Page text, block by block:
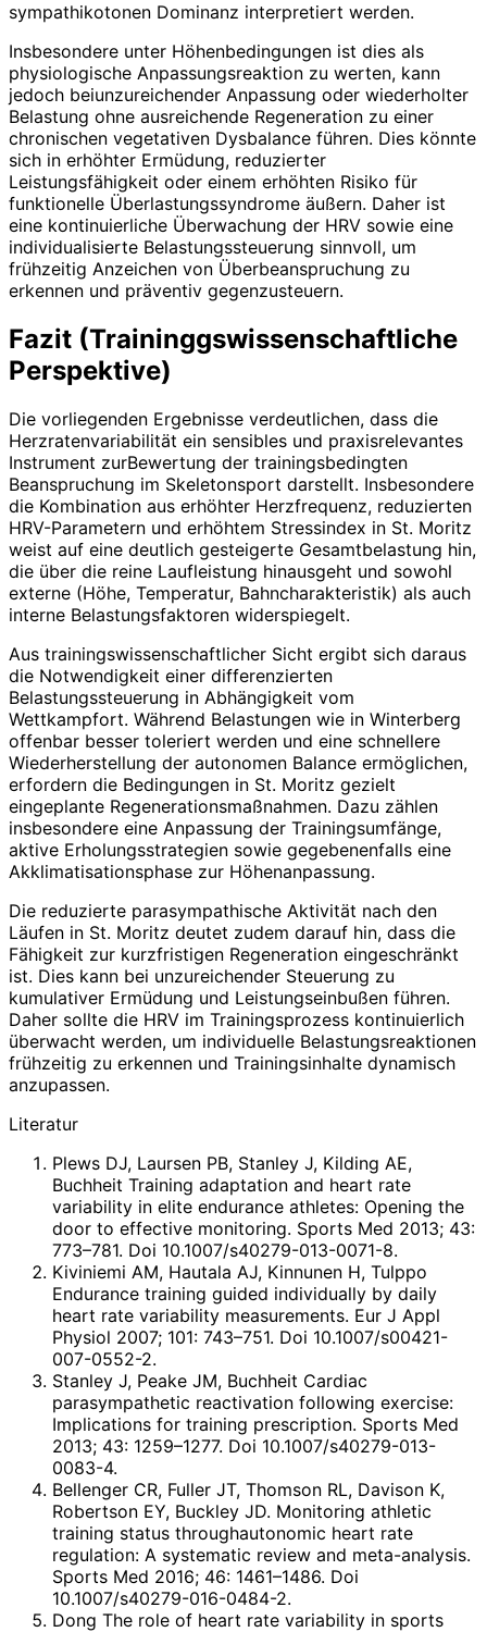
sympathikotonen Dominanz interpretiert werden.
Insbesondere unter Höhenbedingungen ist dies als
physiologische Anpassungsreaktion zu werten, kann
jedoch beiunzureichender Anpassung oder wiederholter
Belastung ohne ausreichende Regeneration zu einer
chronischen vegetativen Dysbalance führen. Dies könnte
sich in erhöhter Ermüdung, reduzierter
Leistungsfähigkeit oder einem erhöhten Risiko für
funktionelle Überlastungssyndrome äußern. Daher ist
eine kontinuierliche Überwachung der HRV sowie eine
individualisierte Belastungssteuerung sinnvoll, um
frühzeitig Anzeichen von Überbeanspruchung zu
erkennen und präventiv gegenzusteuern.
Fazit (Traininggswissenschaftliche
Perspektive)
Die vorliegenden Ergebnisse verdeutlichen, dass die
Herzratenvariabilität ein sensibles und praxisrelevantes
Instrument zurBewertung der trainingsbedingten
Beanspruchung im Skeletonsport darstellt. Insbesondere
die Kombination aus erhöhter Herzfrequenz, reduzierten
HRV-Parametern und erhöhtem Stressindex in St. Moritz
weist auf eine deutlich gesteigerte Gesamtbelastung hin,
die über die reine Laufleistung hinausgeht und sowohl
externe (Höhe, Temperatur, Bahncharakteristik) als auch
interne Belastungsfaktoren widerspiegelt.
Aus trainingswissenschaftlicher Sicht ergibt sich daraus
die Notwendigkeit einer differenzierten
Belastungssteuerung in Abhängigkeit vom
Wettkampfort. Während Belastungen wie in Winterberg
offenbar besser toleriert werden und eine schnellere
Wiederherstellung der autonomen Balance ermöglichen,
erfordern die Bedingungen in St. Moritz gezielt
eingeplante Regenerationsmaßnahmen. Dazu zählen
insbesondere eine Anpassung der Trainingsumfänge,
aktive Erholungsstrategien sowie gegebenenfalls eine
Akklimatisationsphase zur Höhenanpassung.
Die reduzierte parasympathische Aktivität nach den
Läufen in St. Moritz deutet zudem darauf hin, dass die
Fähigkeit zur kurzfristigen Regeneration eingeschränkt
ist. Dies kann bei unzureichender Steuerung zu
kumulativer Ermüdung und Leistungseinbußen führen.
Daher sollte die HRV im Trainingsprozess kontinuierlich
überwacht werden, um individuelle Belastungsreaktionen
frühzeitig zu erkennen und Trainingsinhalte dynamisch
anzupassen.
Literatur
Plews DJ, Laursen PB, Stanley J, Kilding AE,
Buchheit Training adaptation and heart rate
variability in elite endurance athletes: Opening the
door to effective monitoring. Sports Med 2013; 43:
773–781. Doi 10.1007/s40279-013-0071-8.
Kiviniemi AM, Hautala AJ, Kinnunen H, Tulppo
Endurance training guided individually by daily
heart rate variability measurements. Eur J Appl
Physiol 2007; 101: 743–751. Doi 10.1007/s00421-
007-0552-2.
Stanley J, Peake JM, Buchheit Cardiac
parasympathetic reactivation following exercise:
Implications for training prescription. Sports Med
2013; 43: 1259–1277. Doi 10.1007/s40279-013-
0083-4.
Bellenger CR, Fuller JT, Thomson RL, Davison K,
Robertson EY, Buckley JD. Monitoring athletic
training status throughautonomic heart rate
regulation: A systematic review and meta-analysis.
Sports Med 2016; 46: 1461–1486. Doi
10.1007/s40279-016-0484-2.
Dong The role of heart rate variability in sports